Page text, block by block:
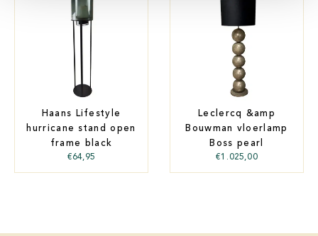
Haans Lifestyle
hurricane stand open
frame black
€64,95
Leclercq &amp
Bouwman vloerlamp
Boss pearl
€1.025,00